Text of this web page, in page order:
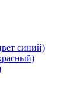
синий)